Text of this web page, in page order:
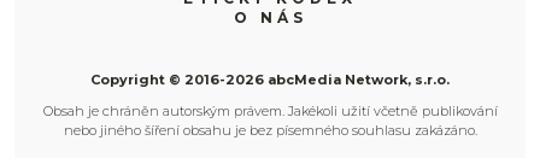
O NÁS
Copyright © 2016-2026 abcMedia Network, s.r.o.
Obsah je chráněn autorským právem. Jakékoli užití včetně publikování
nebo jiného šíření obsahu je bez písemného souhlasu zakázáno.